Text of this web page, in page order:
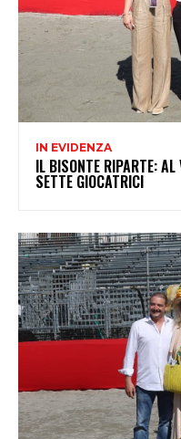
IN EVIDENZA
IL BISONTE RIPARTE: AL
SETTE GIOCATRICI